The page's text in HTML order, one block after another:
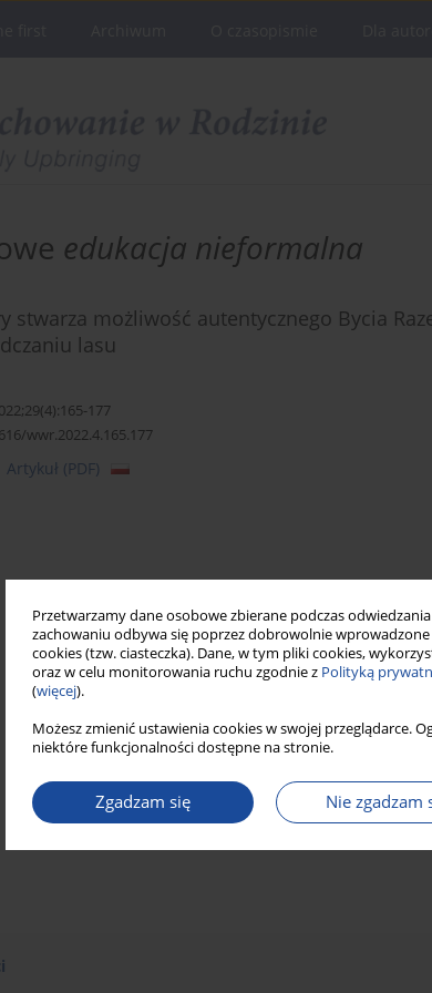
Przetwarzamy dane osobowe zbierane podczas
zachowaniu odbywa się poprzez dobrowolnie
cookies (tzw. ciasteczka). Dane, w tym pliki cookies,
oraz w celu monitorowania ruchu zgodnie z Polityką
(więcej).
Możesz zmienić ustawienia cookies w swojej przeglądarce.
niektóre funkcjonalności dostępne na stronie.
Zgadzam się Nie zgadzam
edukacja nieformalna
stwarza możliwość autentycznego Bycia
lasu
177
wwr.2022.4.165.177
Artykuł (PDF)